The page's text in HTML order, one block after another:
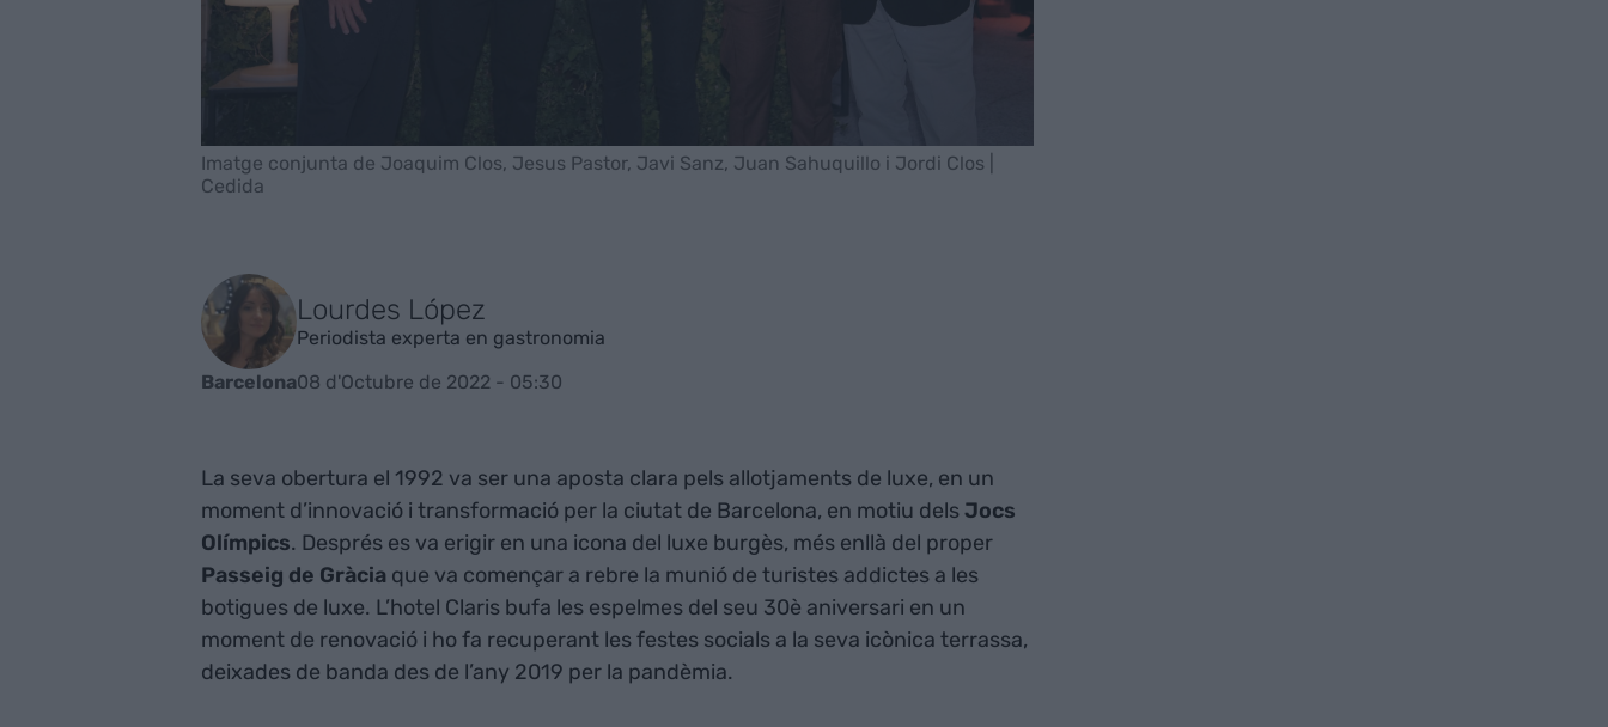
Imatge conjunta de Joaquim Clos, Jesus Pastor, Javi Sanz, Juan Sahuquillo i Jordi Clos |
Cedida
Lourdes López
Periodista experta en gastronomia
Barcelona08 d'Octubre de 2022 - 05:30
La seva obertura el 1992 va ser una aposta clara pels allotjaments de luxe, en un
moment d’innovació i transformació per la ciutat de Barcelona, en motiu delsJocs
Olímpics. Després es va erigir en una icona del luxe burgès, més enllà del proper
Passeig de Gràciaque va començar a rebre la munió de turistes addictes a les
botigues de luxe. L’hotel Claris bufa les espelmes del seu 30è aniversari en un
moment de renovació i ho fa recuperant les festes socials a la seva icònica terrassa,
deixades de banda des de l’any 2019 per la pandèmia.